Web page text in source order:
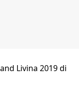
Livina 2019 di